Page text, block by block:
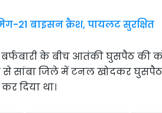
21 बाइसन क्रैश, पायलट सुरक्षित
के बीच आतंकी घुसपैठ की
से सांबा जिले में टनल खोदकर
दिया था।